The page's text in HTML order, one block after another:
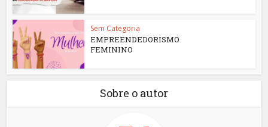
Sem Categoria
EMPREENDEDORISMO
FEMININO
Sobre o autor